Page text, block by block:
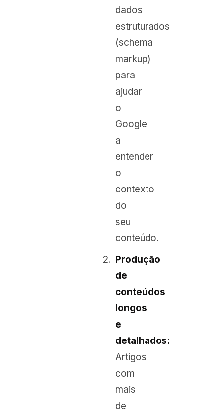
dados
estruturados
(schema
markup)
para
ajudar
o
Google
a
entender
o
contexto
do
seu
conteúdo.
Produção
de
conteúdos
longos
e
detalhados:
Artigos
com
mais
de